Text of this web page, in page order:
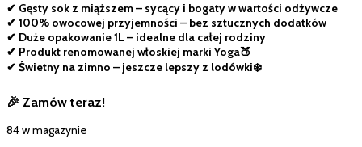
✔ Gęsty sok z miąższem – sycący i bogaty w wartości odżywcze
✔ 100% owocowej przyjemności – bez sztucznych dodatków
✔ Duże opakowanie 1L – idealne dla całej rodziny
✔ Produkt renomowanej włoskiej marki Yoga🍑
✔ Świetny na zimno – jeszcze lepszy z lodówki❄️
🎉 Zamów teraz!
84 w magazynie